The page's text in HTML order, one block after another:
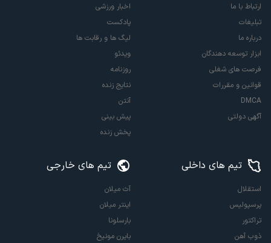
ارتباط با ما
تبلیغات
درباره ما
ابزار توسعه دهندگان
فرصت های شغلی
قوانین و مقررات
DMCA
آگهی دولتی
اخبار ورزشی
پادکست
لیگ ها و رقابت ها
ویدئو
روزنامه
نتایج زنده
آنتن
پیش بینی
پخش زنده
تیم های داخلی
استقلال
پرسپولیس
تراکتور
ذوب آهن
تیم های خارجی
آث میلان
اینتر میلان
بارسلونا
بایرن مونیخ